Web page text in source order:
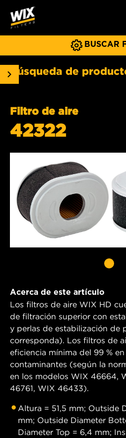
BUSCAR
Búsqueda de
Filtro de aire
42322
Acerca de este artículo
Los filtros de aire WIX HD
de filtración superior con
y perlas de estabilización de
corresponda). Los filtros de
eficiencia mínima del 99 %
contaminantes (según la
en los modelos WIX 46664,
46761, WIX 46433).
Altura = 51,5 mm; Outside
mm; Outside Diameter
Diameter Top = 6,4 mm;